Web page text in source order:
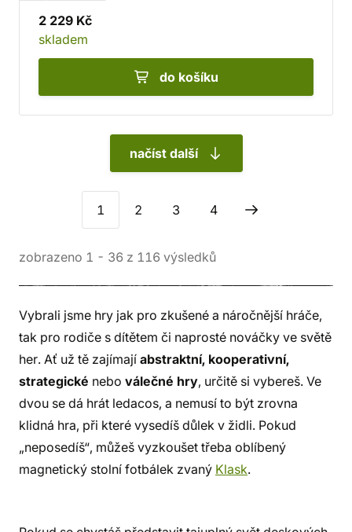
2 229 Kč
skladem
do košíku
načíst další
1 2 3 4
zobrazeno 1 - 36 z 116 výsledků
Vybrali jsme hry jak pro zkušené a náročnější hráče,
tak pro rodiče s dítětem či naprosté nováčky ve světě
her. Ať už tě zajímají abstraktní, kooperativní,
strategické nebo válečné hry, určitě si vybereš. Ve
dvou se dá hrát ledacos, a nemusí to být zrovna
klidná hra, při které vysedíš důlek v židli. Pokud
„neposedíš“, můžeš vyzkoušet třeba oblíbený
magnetický stolní fotbálek zvaný Klask.